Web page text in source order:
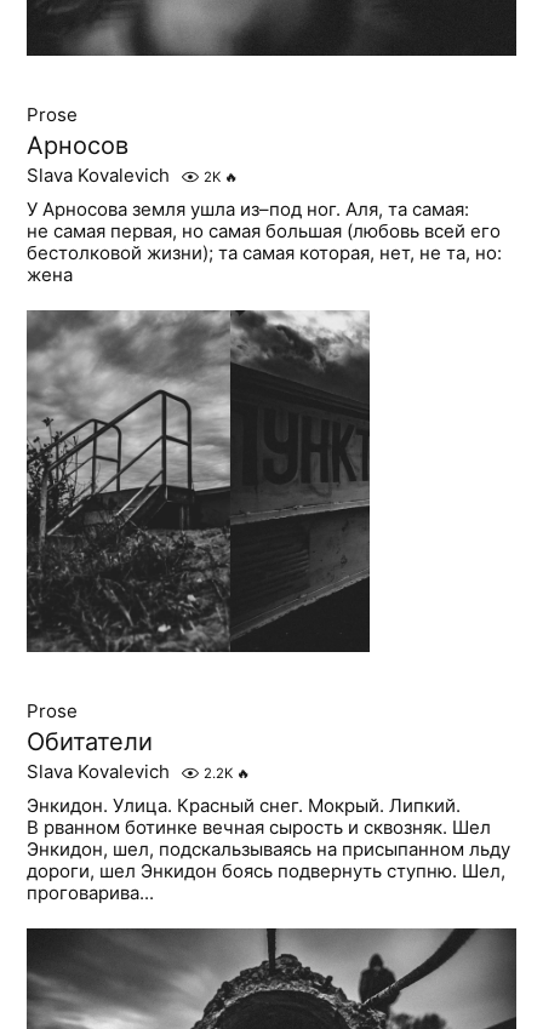
Prose
Арносов
Slava Kovalevich 2K 🔥
У Арносова земля ушла из–под ног. Аля, та самая:
не самая первая, но самая большая (любовь всей его
бестолковой жизни); та самая которая, нет, не та, но:
жена
Prose
Обитатели
Slava Kovalevich 2.2K 🔥
Энкидон. Улица. Красный снег. Мокрый. Липкий.
В рванном ботинке вечная сырость и сквозняк. Шел
Энкидон, шел, подскальзываясь на присыпанном льду
дороги, шел Энкидон боясь подвернуть ступню. Шел,
проговарива...